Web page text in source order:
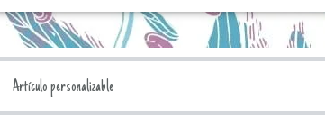
Artículo personalizable